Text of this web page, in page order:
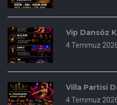
Vip Dansöz
4 Temmuz
Villa Partisi
4 Temmuz